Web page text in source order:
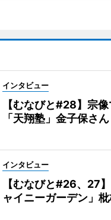
インタビュー
【むなびと#28】宗
「天翔塾」金子保さん
インタビュー
【むなびと#26、27
ャイニーガーデン」